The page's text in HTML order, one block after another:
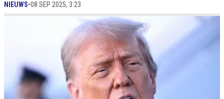
NIEUWS•08 SEP 2025, 3:23